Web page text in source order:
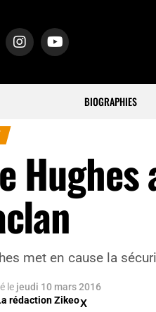
BIOGRAPHIES
met en cause la
le jeudi 10 mars 2016
rédaction Zikeo